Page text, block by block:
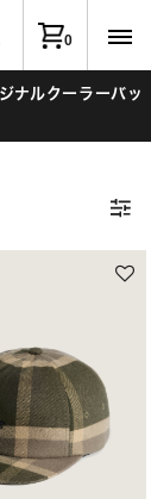
0
ナルクーラーバッ